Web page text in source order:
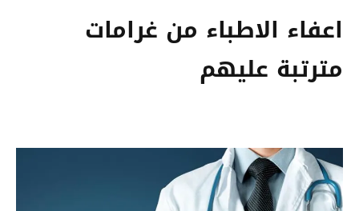
اعفاء الاطباء من غرامات
مترتبة عليهم